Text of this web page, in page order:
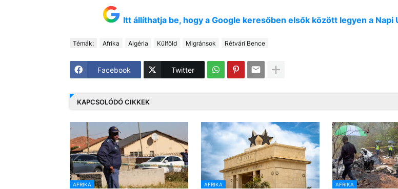
Itt állíthatja be, hogy a Google keresőben elsők között legyen a Napi
Témák: Afrika Algéria Külföld Migránsok Rétvári Bence
Facebook Twitter
KAPCSOLÓDÓ CIKKEK
AFRIKA AFRIKA AFRIKA